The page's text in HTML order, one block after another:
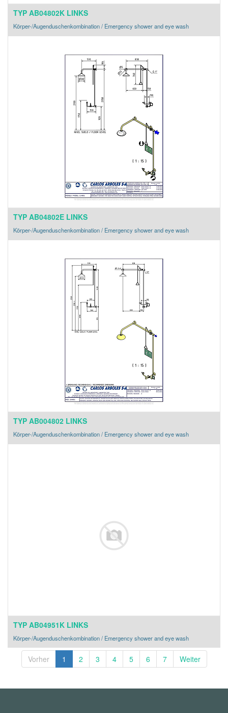
TYP AB04802K LINKS
Körper-/Augenduschenkombination / Emergency shower and eye wash
TYP AB04802E LINKS
Körper-/Augenduschenkombination / Emergency shower and eye wash
TYP AB004802 LINKS
Körper-/Augenduschenkombination / Emergency shower and eye wash
TYP AB04951K LINKS
Körper-/Augenduschenkombination / Emergency shower and eye wash
Vorher 1 2 3 4 5 6 7 Weiter